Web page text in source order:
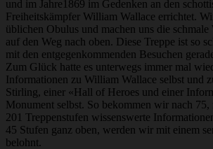
und im Jahre1869 im Gedenken an den
Freiheitskämpfer William Wallace errichtet.
üblichen Obulus und machen uns die schmale
auf den Weg nach oben. Diese Treppe ist so
mit den entgegenkommenden Besuchen
Zum Glück hatte es unterwegs immer mal
Informationen zu William Wallace selbst und
Stirling, einer «Hall of Heroes und einer
Monument selbst. So bekommen wir nach 75,
201 Treppenstufen wissenswerte
45 Stufen ganz oben, werden wir mit einem
belohnt.